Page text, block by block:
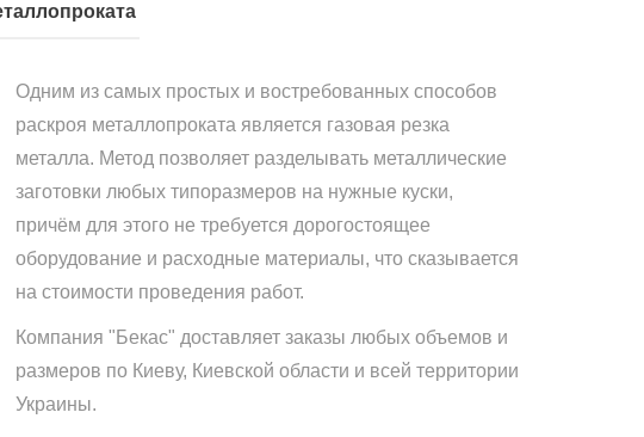
Одним из самых простых и востребованных способов
раскроя металлопроката является газовая резка
металла. Метод позволяет разделывать металлические
заготовки любых типоразмеров на нужные куски,
причём для этого не требуется дорогостоящее
оборудование и расходные материалы, что сказывается
на стоимости проведения работ.
Компания "Бекас" доставляет заказы любых объемов и
размеров по Киеву, Киевской области и всей территории
Украины.